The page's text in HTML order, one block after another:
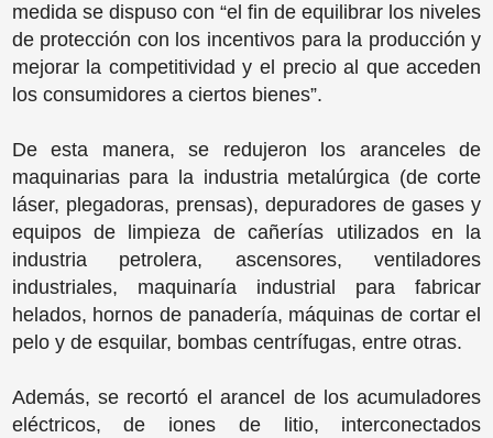
medida se dispuso con “el fin de equilibrar los niveles
de protección con los incentivos para la producción y
mejorar la competitividad y el precio al que acceden
los consumidores a ciertos bienes”.
De esta manera, se redujeron los aranceles de
maquinarias para la industria metalúrgica (de corte
láser, plegadoras, prensas), depuradores de gases y
equipos de limpieza de cañerías utilizados en la
industria petrolera, ascensores, ventiladores
industriales, maquinaría industrial para fabricar
helados, hornos de panadería, máquinas de cortar el
pelo y de esquilar, bombas centrífugas, entre otras.
Además, se recortó el arancel de los acumuladores
eléctricos, de iones de litio, interconectados